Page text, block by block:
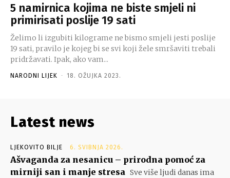
5 namirnica kojima ne biste smjeli ni
primirisati poslije 19 sati
Želimo li izgubiti kilograme ne bismo smjeli jesti poslije
19 sati, pravilo je kojeg bi se svi koji žele smršaviti trebali
pridržavati. Ipak, ako vam...
NARODNI LIJEK - 18. OŽUJKA 2023.
Latest news
LJEKOVITO BILJE 6. SVIBNJA 2026.
Ašvaganda za nesanicu – prirodna pomoć za
mirniji san i manje stresa Sve više ljudi danas ima